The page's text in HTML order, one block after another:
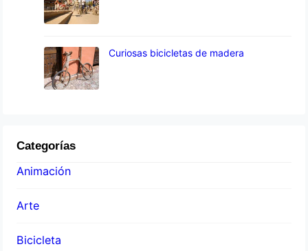
Curiosas bicicletas de madera
Categorías
Animación
Arte
Bicicleta